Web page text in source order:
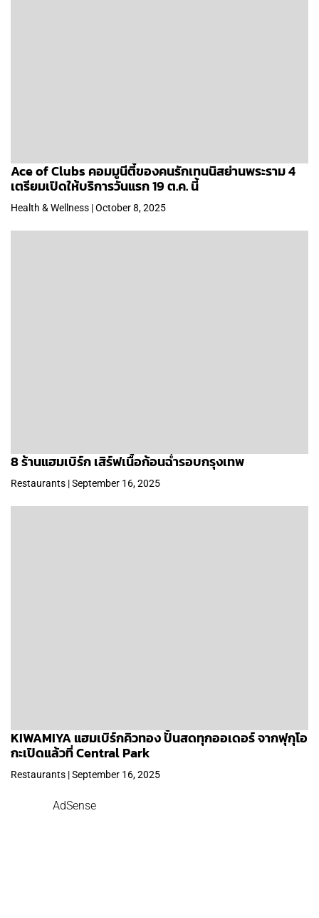
Ace of Clubs คอมมูนีตี้ของคนรักเทนนิสย่านพระราม 4
เตรียมเปิดให้บริการวันแรก 19 ต.ค. นี้
Health & Wellness | October 8, 2025
8 ร้านแฮมเบิร์ก เสิร์ฟเนื้อก้อนฉ่ำรอบกรุงเทพ
Restaurants | September 16, 2025
KIWAMIYA แฮมเบิร์กคิวทอง ปั้นสดทุกออเดอร์ จากฟุกุโอ
กะเปิดแล้วที่ Central Park
Restaurants | September 16, 2025
AdSense